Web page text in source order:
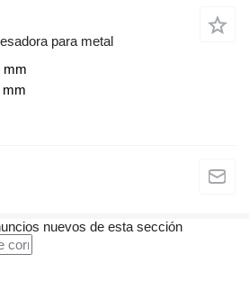
para metal
mm
mm
nuevos de esta sección